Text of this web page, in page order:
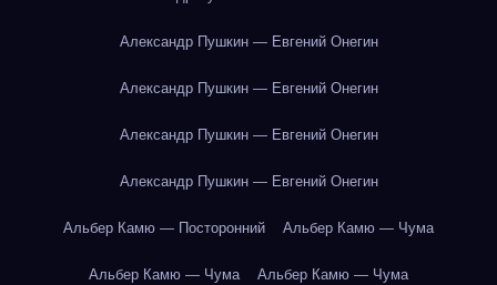
Александр Пушкин — Евгений Онегин
Александр Пушкин — Евгений Онегин
Александр Пушкин — Евгений Онегин
Александр Пушкин — Евгений Онегин
Альбер Камю — Посторонний Альбер Камю — Чума
Альбер Камю — Чума Альбер Камю — Чума